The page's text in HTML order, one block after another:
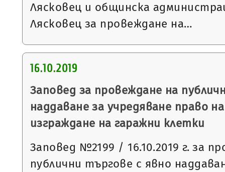
Лясковец и общинска
Лясковец за провеждане на…
16.10.2019
Заповед за провеждане на
наддаване за учредяване право
изграждане на гаражни клетки
Заповед №2199 / 16.10.2019 г. за
публични търгове с явно